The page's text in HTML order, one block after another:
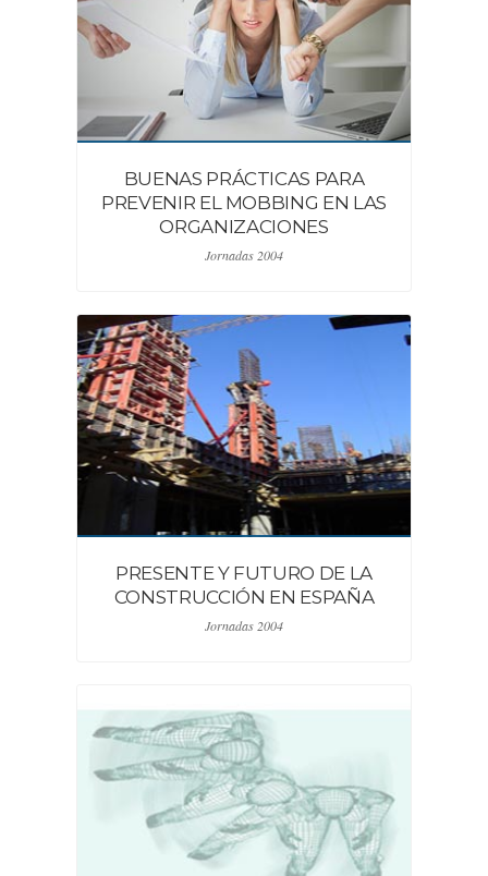
BUENAS PRÁCTICAS PARA
PREVENIR EL MOBBING EN LAS
ORGANIZACIONES
Jornadas 2004
PRESENTE Y FUTURO DE LA
CONSTRUCCIÓN EN ESPAÑA
Jornadas 2004